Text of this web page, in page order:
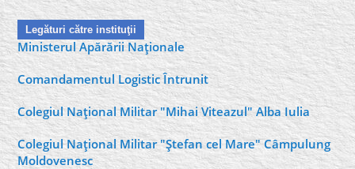
Legături către instituţii
Ministerul Apărării Naţionale
Comandamentul Logistic Întrunit
Colegiul Naţional Militar "Mihai Viteazul" Alba Iulia
Colegiul Naţional Militar "Ştefan cel Mare" Câmpulung
Moldovenesc